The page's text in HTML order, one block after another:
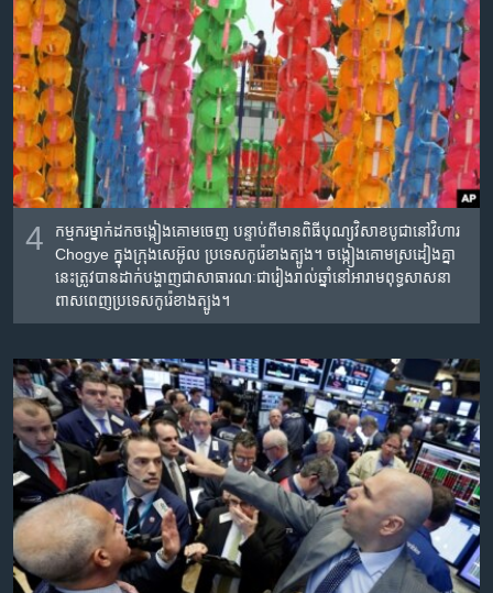
4
កម្មករ​ម្នាក់​ដក​ចង្កៀងគោម​ចេញ បន្ទាប់​ពី​មាន​ពិធីបុណ្យ​វិសាខបូជា​នៅ​វិហារ​
Chogye ក្នុង​ក្រុង​សេអ៊ូល ប្រទេស​កូរ៉េខាងត្បូង។ ចង្កៀងគោម​ស្រដៀងគ្នា​
នេះ​ត្រូវ​បាន​ដាក់បង្ហាញ​ជា​សាធារណៈ​ជា​រៀងរាល់ឆ្នាំ​នៅ​អារាម​ពុទ្ធសាសនា​
ពាសពេញ​ប្រទេស​កូរ៉េខាងត្បូង។